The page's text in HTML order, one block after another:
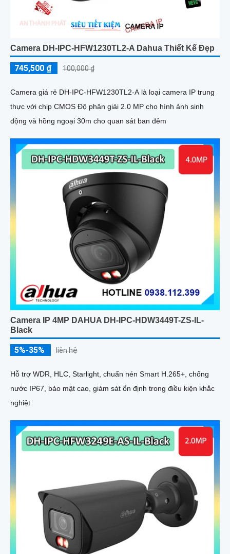
Camera DH-IPC-HFW1230TL2-A Dahua Thiết Kế Đẹp
745,500 ₫ 100,000 ₫
Camera giá rẻ DH-IPC-HFW1230TL2-A là loại camera IP trung
thực với chip CMOS Độ phân giải 2.0 MP cho hình ảnh sinh
động và hồng ngoại 30m cho quan sát ban đêm
Camera IP 4MP DAHUA DH-IPC-HDW3449T-ZS-IL-
Black
5%-35% liên hệ
Hỗ trợ WDR, HLC, Starlight, chuẩn nén Smart H.265+, chống
nước IP67, bảo mật cao, giám sát ổn định trong điều kiện khắc
nghiệt